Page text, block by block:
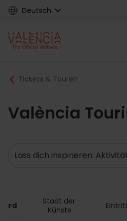
Skip
content
Deutsch
Main
navigation
Breadcrumb
Tickets & Touren
València
Suche
Stadt der
Künste